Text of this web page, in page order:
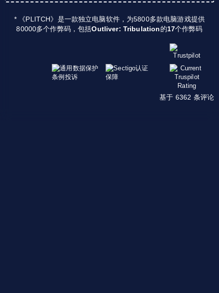
* 《PLITCH》是一款独立电脑软件，为5800多款电脑游戏提供
80000多个作弊码，包括Outliver: Tribulation的17个作弊码
基于 6362 条评论